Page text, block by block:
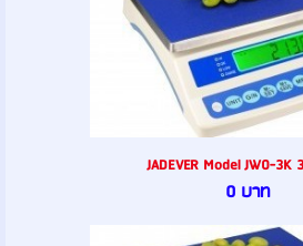
JADEVER Model JW0-3K
0 บาท